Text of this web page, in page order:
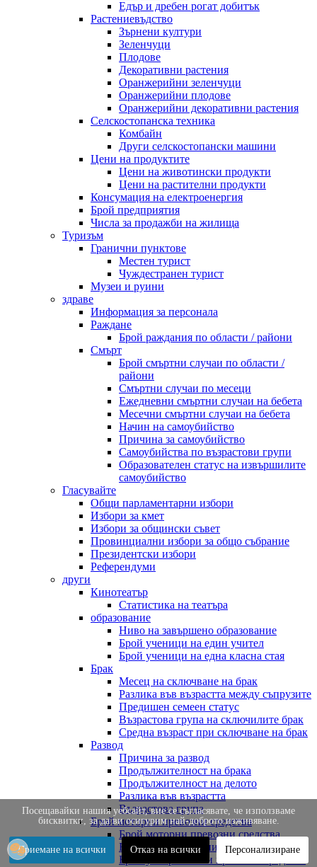
Едър и дребен рогат добитък
Растениевъдство
Зърнени култури
Зеленчуци
Плодове
Декоративни растения
Оранжерийни зеленчуци
Оранжерийни плодове
Оранжерийни декоративни растения
Селскостопанска техника
Комбайн
Други селскостопански машини
Цени на продуктите
Цени на животински продукти
Цени на растителни продукти
Консумация на електроенергия
Брой предприятия
Числа за продажби на жилища
Туризъм
Гранични пунктове
Местен турист
Чуждестранен турист
Музеи и руини
здраве
Информация за персонала
Раждане
Брой раждания по области / райони
Смърт
Брой смъртни случаи по области /
райони
Смъртни случаи по месеци
Ежедневни смъртни случаи на бебета
Месечни смъртни случаи на бебета
Начин на самоубийство
Причина за самоубийство
Самоубийства по възрастови групи
Образователен статус на извършилите
самоубийство
Гласувайте
Общи парламентарни избори
Избори за кмет
Избори за общински съвет
Провинциални избори за общо събрание
Президентски избори
Референдуми
други
Кинотеатър
Статистика на театъра
образование
Ниво на завършено образование
Брой ученици на един учител
Брой ученици на една класна стая
Брак
Месец на сключване на брак
Разлика във възрастта между съпрузите
Предишен семеен статус
Възрастова група на сключилите брак
Средна възраст при сключване на брак
Развод
Причина за развод
Продължителност на брака
Продължителност на делото
Разлика във възрастта
Възрастова група
Брой моторни превозни средства
Брой моторни превозни средства
Брой нови превозни средства
Брой употребявани превозни средства
Посещавайки нашия уебсайт, вие се съгласявате, че използваме
бисквитки, за да ви осигурим най-доброто изживяване.
Приемане на всички Отказ на всички Персонализиране